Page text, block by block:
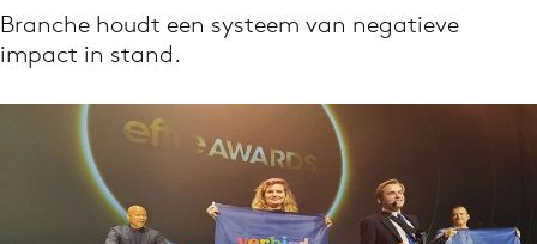
Volg het laatste nieuws via de Adformatie
Branche houdt een systeem van negatieve
impact in stand.